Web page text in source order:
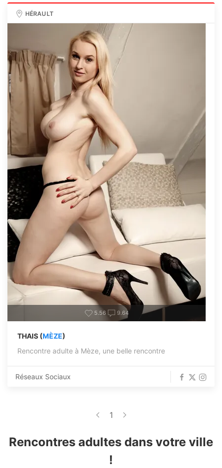
HÉRAULT
5.56 9.64
THAIS (MÈZE)
Rencontre adulte à Mèze, une belle rencontre
Réseaux Sociaux
1
Rencontres adultes dans votre ville
!